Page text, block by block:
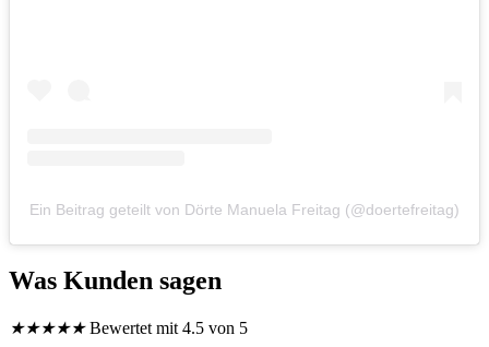
Ein Beitrag geteilt von Dörte Manuela Freitag (@doertefreitag)
Was Kunden sagen
★★★★★ Bewertet mit 4.5 von 5